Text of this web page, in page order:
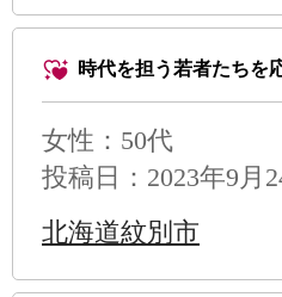
時代を担う若者たちを
女性：50代
投稿日：2023年9月
北海道紋別市